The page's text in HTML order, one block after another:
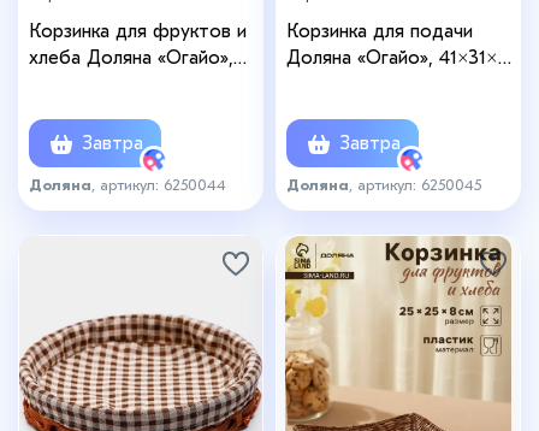
Корзинка для фруктов и
хлеба Доляна «Огайо»,
коричневая
Завтра
Доляна , артикул: 6250044
Корзинка для подачи
Доляна «Огайо», 41×31×5
Завтра
Доляна , артикул: 6250045